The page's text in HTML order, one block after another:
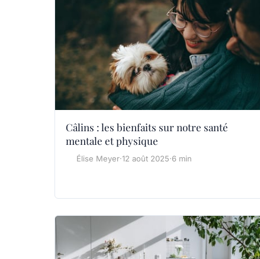
Câlins : les bienfaits sur notre santé
mentale et physique
Élise Meyer·12 août 2025·6 min